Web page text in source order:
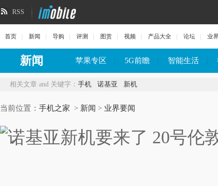
RSS
首页 新闻 导购 评测 图赏 视频 产品大全 论坛 业
新闻 苹果专区 5G前瞻 智能生活
相关文章 and 关键字： 手机 诺基亚 新机
当前位置： 手机之家 > 新闻 > 业界要闻